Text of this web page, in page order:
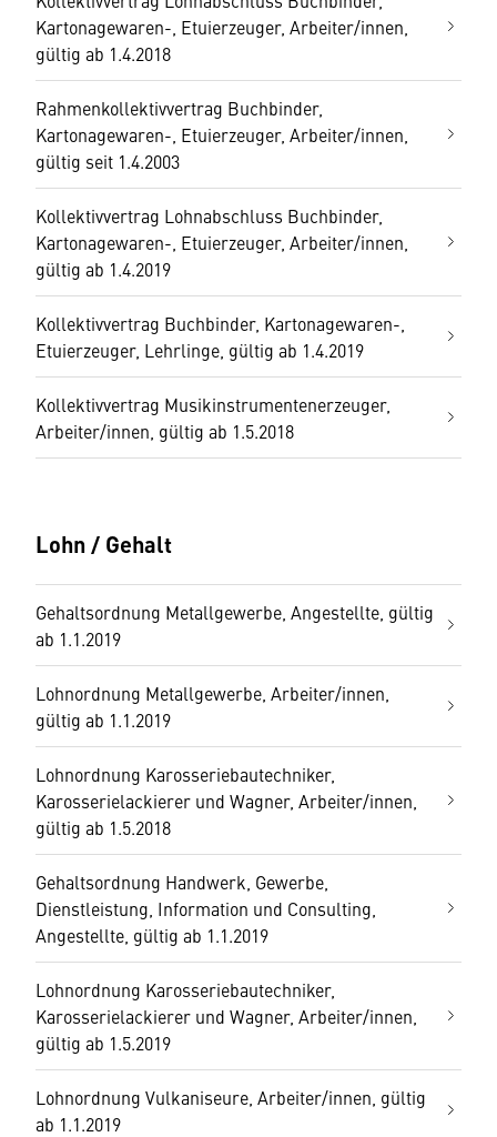
Kartonagewaren-, Etuierzeuger, Arbeiter/innen,
gültig ab 1.4.2018
Rahmenkollektivvertrag Buchbinder,
Kartonagewaren-, Etuierzeuger, Arbeiter/innen,
gültig seit 1.4.2003
Kollektivvertrag Lohnabschluss Buchbinder,
Kartonagewaren-, Etuierzeuger, Arbeiter/innen,
gültig ab 1.4.2019
Kollektivvertrag Buchbinder, Kartonagewaren-,
Etuierzeuger, Lehrlinge, gültig ab 1.4.2019
Kollektivvertrag Musikinstrumentenerzeuger,
Arbeiter/innen, gültig ab 1.5.2018
Lohn / Gehalt
Gehaltsordnung Metallgewerbe, Angestellte, gültig
ab 1.1.2019
Lohnordnung Metallgewerbe, Arbeiter/innen,
gültig ab 1.1.2019
Lohnordnung Karosseriebautechniker,
Karosserielackierer und Wagner, Arbeiter/innen,
gültig ab 1.5.2018
Gehaltsordnung Handwerk, Gewerbe,
Dienstleistung, Information und Consulting,
Angestellte, gültig ab 1.1.2019
Lohnordnung Karosseriebautechniker,
Karosserielackierer und Wagner, Arbeiter/innen,
gültig ab 1.5.2019
Lohnordnung Vulkaniseure, Arbeiter/innen, gültig
ab 1.1.2019